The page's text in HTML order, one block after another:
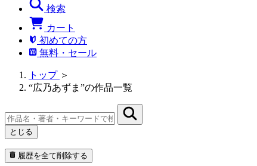
検索
カート
初めての方
無料・セール
トップ ＞
“広乃あずま”の作品一覧
とじる
履歴を全て削除する